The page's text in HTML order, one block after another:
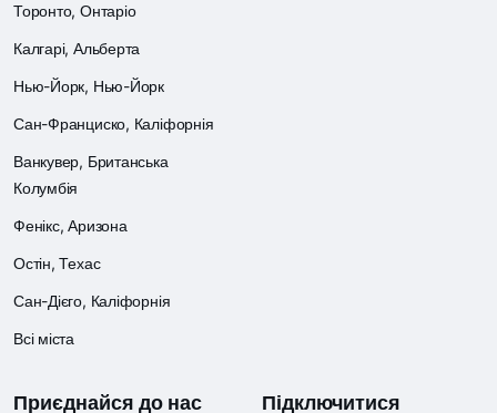
Торонто, Онтаріо
Калгарі, Альберта
Нью-Йорк, Нью-Йорк
Сан-Франциско, Каліфорнія
Ванкувер, Британська
Колумбія
Фенікс, Аризона
Остін, Техас
Сан-Дієго, Каліфорнія
Всі міста
Приєднайся до нас Підключитися